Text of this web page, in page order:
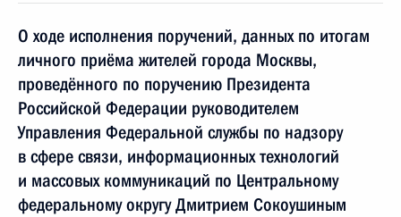
О ходе исполнения поручений, данных по итогам
личного приёма жителей города Москвы,
проведённого по поручению Президента
Российской Федерации руководителем
Управления Федеральной службы по надзору
в сфере связи, информационных технологий
и массовых коммуникаций по Центральному
федеральному округу Дмитрием Сокоушиным